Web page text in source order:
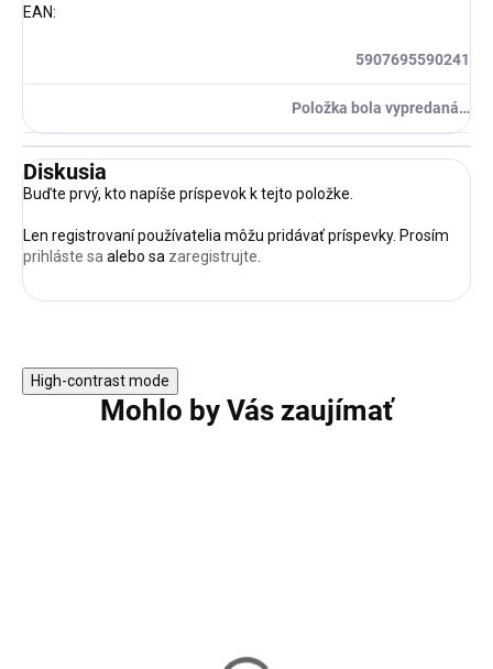
EAN:
5907695590241
Položka bola vypredaná…
Diskusia
Buďte prvý, kto napíše príspevok k tejto položke.
Len registrovaní používatelia môžu pridávať príspevky. Prosím
prihláste sa alebo sa zaregistrujte
High-contrast mode
Mohlo by Vás zaujímať